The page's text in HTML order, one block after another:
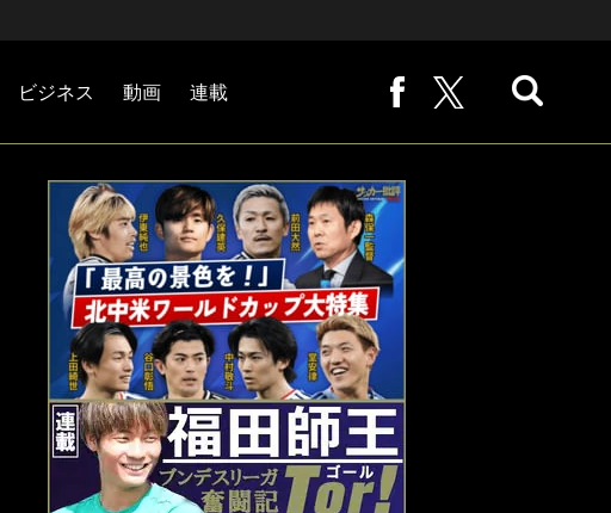
ビジネス 動画 連載